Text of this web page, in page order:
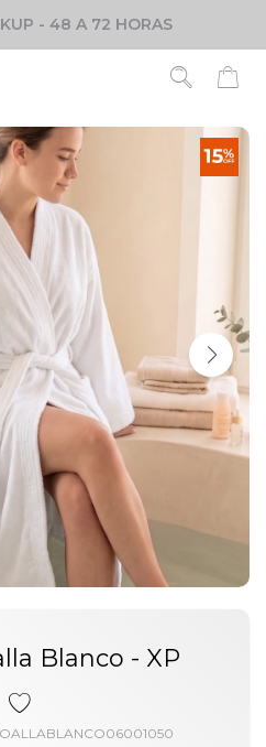
- 48 A 72 HORAS
Blanco - XP